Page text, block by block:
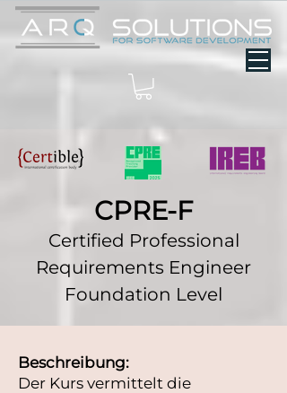
CPRE-F
Certified Professional
Requirements Engineer
Foundation Level
Beschreibung:
Der Kurs vermittelt die